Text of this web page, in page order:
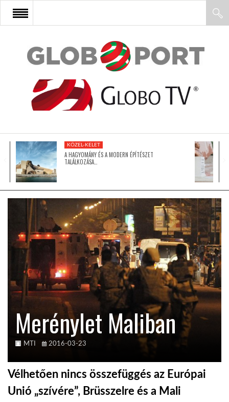
FŐOLDAL
AFRIKA
ÁZSIA
LATIN-AMERIKA
KÖZEL-KELET
AUSZTRÁLIA
A VILÁG ITTHON
KÖZEL-KELET
A HAGYOMÁNY ÉS A MODERN ÉPÍTÉSZET
TALÁLKOZÁSA…
Merénylet Maliban
MTI 2016-03-23
Vélhetően nincs összefüggés az Európai
Unió „szívére”, Brüsszelre és a Mali